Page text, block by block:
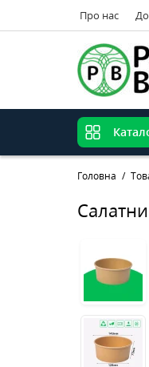
Про нас
Головна